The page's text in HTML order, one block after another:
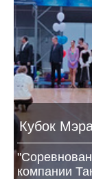
Кубок
компании